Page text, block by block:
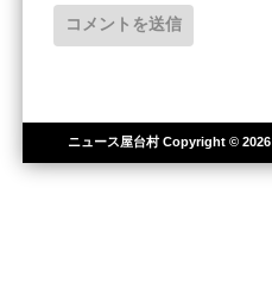
ニュース屋台村Copyright © 2026